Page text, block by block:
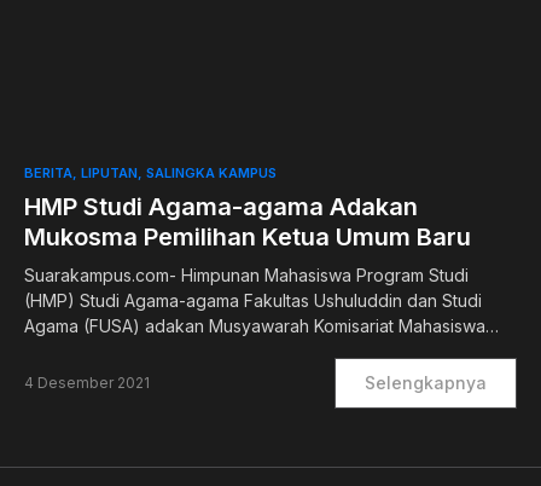
BERITA LIPUTAN SALINGKA KAMPUS
HMP Studi Agama-agama Adakan
Mukosma Pemilihan Ketua Umum Baru
Suarakampus.com- Himpunan Mahasiswa Program Studi
(HMP) Studi Agama-agama Fakultas Ushuluddin dan Studi
Agama (FUSA) adakan Musyawarah Komisariat Mahasiswa…
4 Desember 2021 Selengkapnya